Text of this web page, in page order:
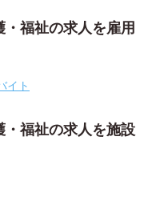
福祉の求人を雇用
イト
・福祉の求人を施設